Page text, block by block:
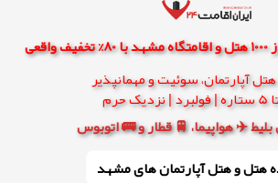
آپارتمان، سوئیت و مهمانپذیر
بلیط ✈️ هواپیما، 🚆 قطار و 🚌 اتوبوس
هتل و هتل‌ آپارتمان های مشهد